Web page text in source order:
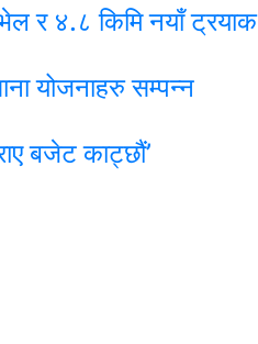
र ४.८ किमि नयाँ ट्रयाक
योजनाहरु सम्पन्न
बजेट काट्छौं’